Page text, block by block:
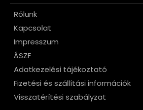
Rólunk
Kapcsolat
Impresszum
ÁSZF
Adatkezelési tájékoztató
Fizetési és szállítási információk
Visszatérítési szabályzat